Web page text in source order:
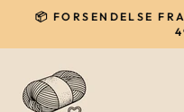
indhold
📦 FORSENDELSE